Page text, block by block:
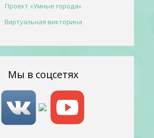
Проект «Умные города»
Виртуальная викторина
Мы в соцсетях